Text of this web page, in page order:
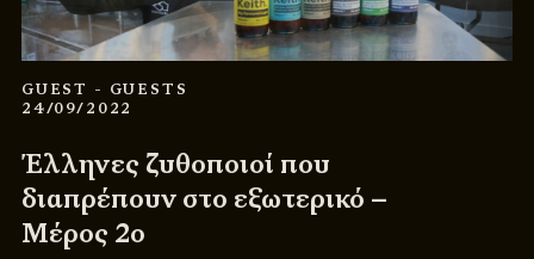
GUEST - GUESTS
24/09/2022
Έλληνες ζυθοποιοί που
διαπρέπουν στο εξωτερικό –
Μέρος 2ο